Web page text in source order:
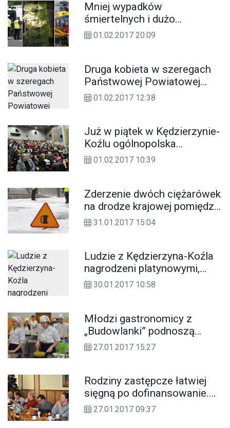
Mniej wypadków
śmiertelnych i dużo
przejętych narkotyków.
01.02.2017 20:09
Druga kobieta w szeregach
Państwowej Powiatowej
Straży Pożarnej w
01.02.2017 12:38
Już w piątek w Kędzierzynie-
Koźlu ogólnopolska
konferencja naukowa
01.02.2017 10:39
Zderzenie dwóch ciężarówek
na drodze krajowej pomiędzy
Większycami a Pokrzywnicą.
31.01.2017 15:04
Ludzie z Kędzierzyna-Koźla
nagrodzeni platynowymi,
złotymi i srebrnymi laurami
30.01.2017 10:58
Młodzi gastronomicy z
„Budowlanki” podnoszą
swoje umiejętności na
27.01.2017 15:27
Rodziny zastępcze łatwiej
sięgną po dofinansowanie.
Spotkanie w starostwie
27.01.2017 09:37